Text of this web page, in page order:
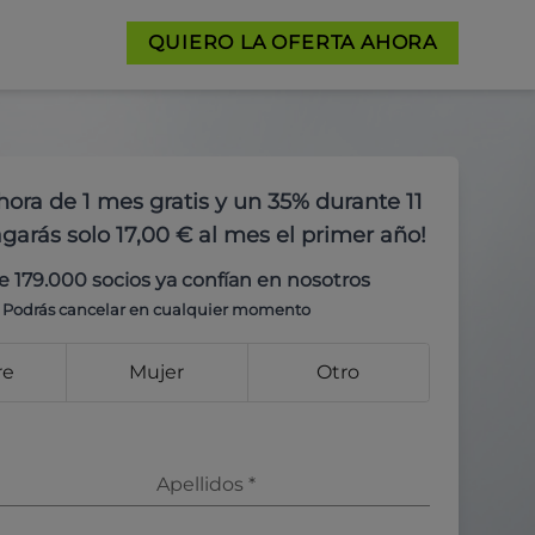
QUIERO LA OFERTA AHORA
de 1 mes gratis y un 35% durante 11
solo 17,00 € al mes el primer año!
179.000 socios ya confían en nosotros
Podrás cancelar en cualquier momento
Mujer Otro
Apellidos *